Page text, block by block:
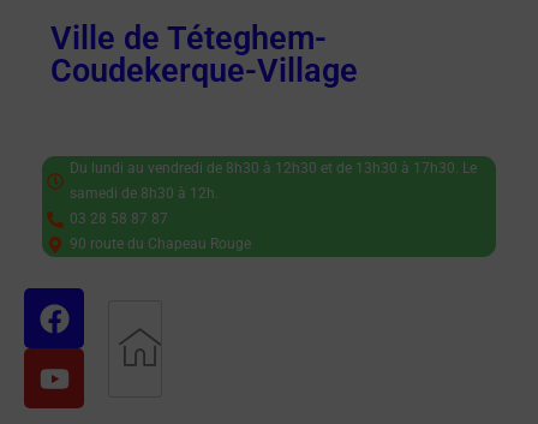
Ville de Téteghem-
Coudekerque-Village
Du lundi au vendredi de 8h30 à 12h30 et de 13h30 à 17h30. Le
samedi de 8h30 à 12h.
03 28 58 87 87
90 route du Chapeau Rouge